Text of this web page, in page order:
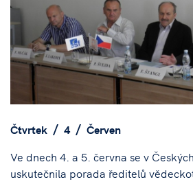
Čtvrtek 4
Červen
Ve dnech 4. a 5. června se v
uskutečnila porada ředitelů